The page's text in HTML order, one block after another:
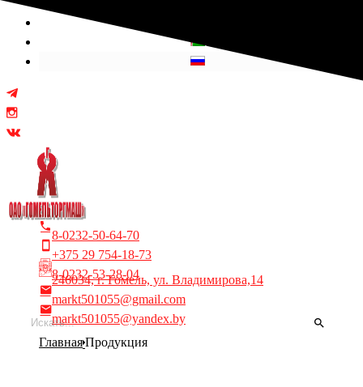
Выберите язык
8-0232-50-64-70
+375 29 754-18-73
8-0232-53-28-04
246034, г. Гомель, ул. Владимирова,14
markt501055@gmail.com
markt501055@yandex.by
ГлавнаяПродукция